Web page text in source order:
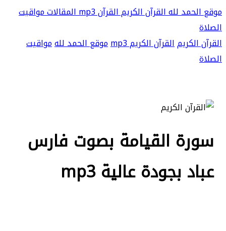
موقع الحمد للهالقرآن الكريمالقرآن mp3 المقالاتمواقيت
الصلاة
القرآن الكريمالقرآن الكريم mp3 موقع الحمد للهمواقيت
الصلاة
سورة القيامة بصوت فارس
عباد بجودة عالية mp3